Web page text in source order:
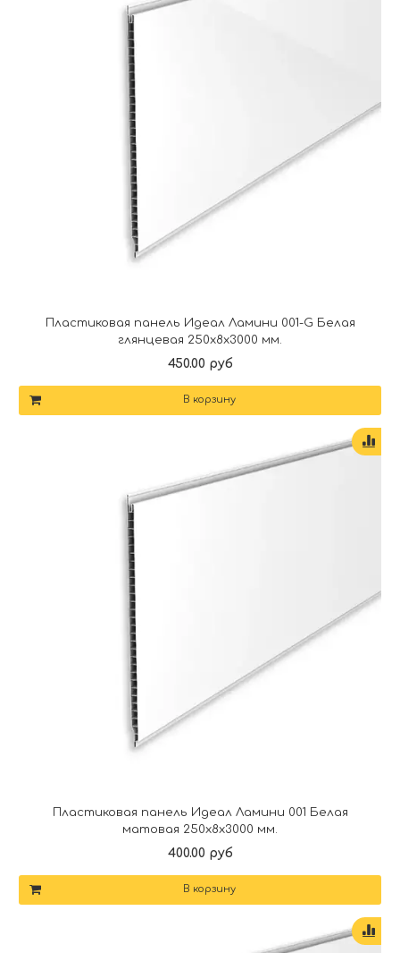
Пластиковая панель Идеал Ламини 001-G Белая
глянцевая 250х8х3000 мм.
450.00 руб
В корзину
Пластиковая панель Идеал Ламини 001 Белая
матовая 250х8х3000 мм.
400.00 руб
В корзину